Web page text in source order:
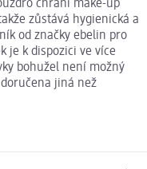
chrání make-up
zůstává hygienická a
od značky ebelin pro
je k dispozici ve více
bohužel není možný
jiná než